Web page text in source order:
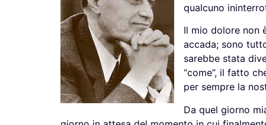
qualcuno
Il mio dolore non
accada; sono
sarebbe stata
“come”, il fatto
per sempre la
Da quel giorno